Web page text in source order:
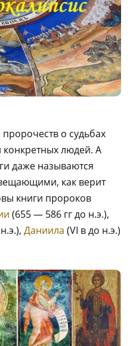
о судьбах
людей. А
даже называются
как верит
книги пророков
(655 — 586 гг до н.э.),
Даниила (VI в до н.э.)